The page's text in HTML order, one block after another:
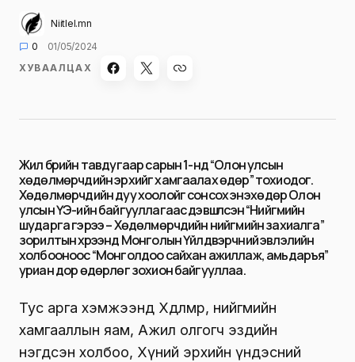
Niitlel.mn
0
01/05/2024
ХУВААЛЦАХ
Жил бүрийн тавдугаар сарын 1-нд “Олон улсын
хөдөлмөрчдийн эрхийг хамгаалах өдөр” тохиодог.
Хөдөлмөрчдийн дуу хоолойг сонсох энэхүү өдөр Олон
улсын ҮЭ-ийн байгууллагаас дэвшүүлсэн “Нийгмийн
шударга гэрээ – Хөдөлмөрчдийн нийгмийн захиалга”
зорилтын хүрээнд Монголын Үйлдвэрчний эвлэлийн
холбооноос “Монголдоо сайхан ажиллаж, амьдаръя”
уриан дор өдөрлөг зохион байгууллаа.
Тус арга хэмжээнд Хөдөлмөр, нийгмийн
хамгааллын яам, Ажил олгогч эздийн
нэгдсэн холбоо, Хүний эрхийн үндэсний